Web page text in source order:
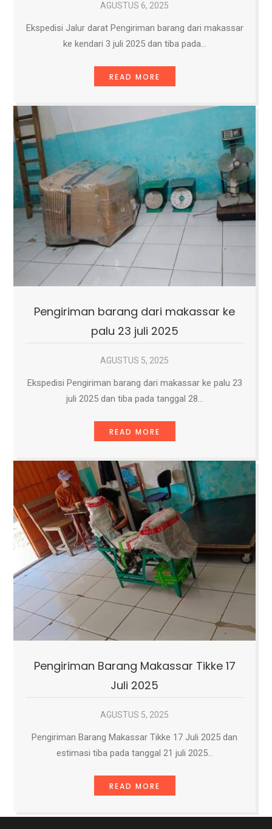
AGUSTUS 6, 2025
Ekspedisi Jalur darat Pengiriman barang dari makassar
ke kendari 3 juli 2025 dan tiba pada…
READ MORE
Pengiriman barang dari makassar ke
palu 23 juli 2025
AGUSTUS 5, 2025
Ekspedisi Pengiriman barang dari makassar ke palu 23
juli 2025 dan tiba pada tanggal 28…
READ MORE
Pengiriman Barang Makassar Tikke 17
Juli 2025
AGUSTUS 5, 2025
Pengiriman Barang Makassar Tikke 17 Juli 2025 dan
estimasi tiba pada tanggal 21 juli 2025…
READ MORE